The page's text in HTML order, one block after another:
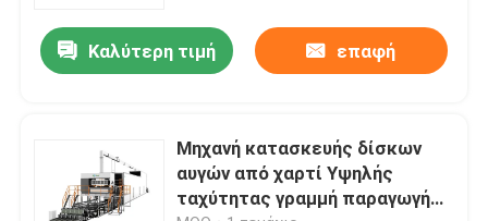
Καλύτερη τιμή επαφή
Μηχανή κατασκευής δίσκων
αυγών από χαρτί Υψηλής
ταχύτητας γραμμή παραγωγής